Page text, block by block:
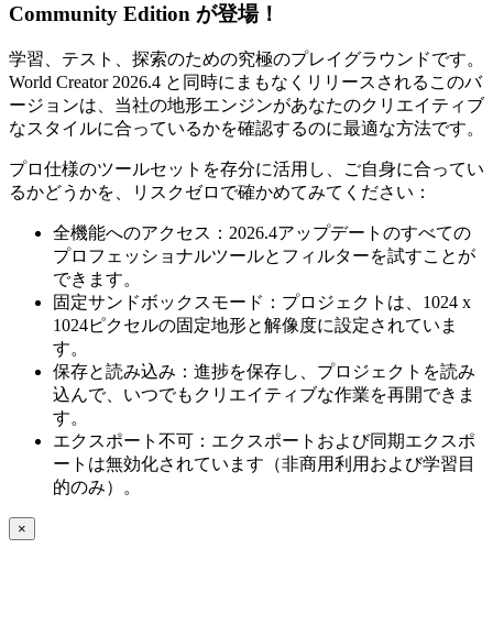
Community Edition が登場！
学習、テスト、探索のための究極のプレイグラウンドです。
World Creator 2026.4 と同時にまもなくリリースされるこのバ
ージョンは、当社の地形エンジンがあなたのクリエイティブ
なスタイルに合っているかを確認するのに最適な方法です。
プロ仕様のツールセットを存分に活用し、ご自身に合ってい
るかどうかを、リスクゼロで確かめてみてください：
全機能へのアクセス：2026.4アップデートのすべての
プロフェッショナルツールとフィルターを試すことが
できます。
固定サンドボックスモード：プロジェクトは、1024 x
1024ピクセルの固定地形と解像度に設定されていま
す。
保存と読み込み：進捗を保存し、プロジェクトを読み
込んで、いつでもクリエイティブな作業を再開できま
す。
エクスポート不可：エクスポートおよび同期エクスポ
ートは無効化されています（非商用利用および学習目
的のみ）。
×